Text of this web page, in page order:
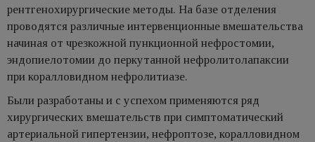
рентгенохирургические методы. На базе отделения
проводятся различные интервенционные вмешательства
начиная от чрезкожной пункционной нефростомии,
эндопиелотомии до перкутанной нефролитолапаксии
при коралловидном нефролитиазе.
Были разработаны и с успехом применяются ряд
хирургических вмешательств при симптоматический
артериальной гипертензии, нефроптозе, коралловидном